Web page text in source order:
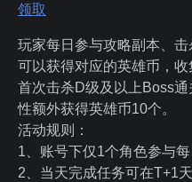
领取
玩家每日参与攻略副本、
可以获得对应的英雄币，收
首次击杀D级及以上Boss
性额外获得英雄币10个。
活动规则：
1、账号下仅1个角色参与每
2、当天完成任务可在T+1